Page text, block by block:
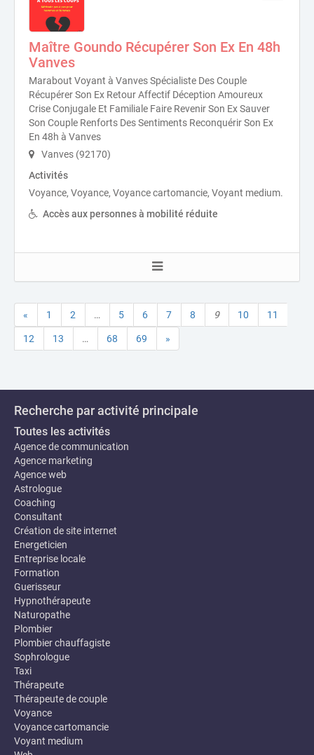
Maître Goundo Récupérer Son Ex En 48h
Vanves
Marabout Voyant à Vanves Spécialiste Des Couple
Récupérer Son Ex Retour Affectif Déception Amoureux
Crise Conjugale Et Familiale Faire Revenir Son Ex Sauver
Son Couple Renforts Des Sentiments Reconquérir Son Ex
En 48h à Vanves
Vanves (92170)
Activités
Voyance, Voyance, Voyance cartomancie, Voyant medium.
Accès aux personnes à mobilité réduite
« 1 2 … 5 6 7 8 9 10 11
12 13 … 68 69 »
Recherche par activité principale
Toutes les activités
Agence de communication
Agence marketing
Agence web
Astrologue
Coaching
Consultant
Création de site internet
Energeticien
Entreprise locale
Formation
Guerisseur
Hypnothérapeute
Naturopathe
Plombier
Plombier chauffagiste
Sophrologue
Taxi
Thérapeute
Thérapeute de couple
Voyance
Voyance cartomancie
Voyant medium